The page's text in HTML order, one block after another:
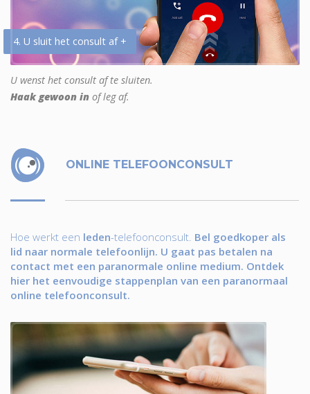
4. U sluit het consult af +
U wenst het consult af te sluiten.
Haak gewoon in of leg af.
ONLINE TELEFOONCONSULT
Hoe werkt een leden-telefoonconsult. Bel goedkoper als
lid naar normale telefoonlijn. U gaat pas betalen na
contact met een paranormale online medium. Ontdek
hier het eenvoudige stappenplan van een paranormaal
online telefoonconsult.